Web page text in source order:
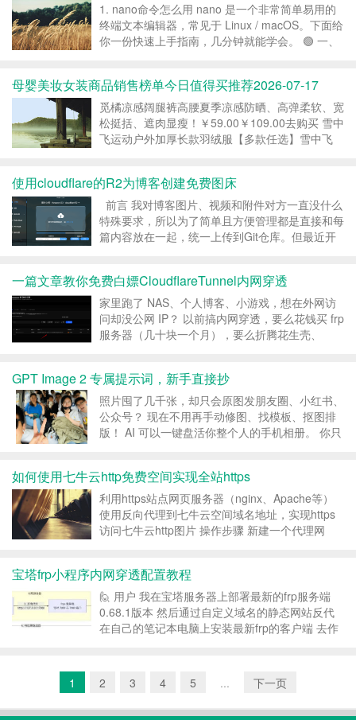
1. nano命令怎么用 nano 是一个非常简单易用的
终端文本编辑器，常见于 Linux / macOS。下面给
你一份快速上手指南，几分钟就能学会。 🟢 一、
母婴美妆女装商品销售榜单今日值得买推荐2026-07-17
觅橘凉感阔腿裤高腰夏季凉感防晒、高弹柔软、宽
松挺括、遮肉显瘦！￥59.00￥109.00去购买 雪中
飞运动户外加厚长款羽绒服【多款任选】雪中飞
重重磅纯棉短袖t恤女男慵懒风设计...
使用cloudflare的R2为博客创建免费图床
前言 我对博客图片、视频和附件对方一直没什么
特殊要求，所以为了简单且方便管理都是直接和每
篇内容放在一起，统一上传到Git仓库。但最近开
异常困难。这让我突然意识到，是时候做内容与资
源的分离...
一篇文章教你免费白嫖CloudflareTunnel内网穿透
家里跑了 NAS、个人博客、小游戏，想在外网访
问却没公网 IP？ 以前搞内网穿透，要么花钱买 frp
服务器（几十块一个月），要么折腾花生壳、
Cloudflare Tunnel。 一条 dock...
GPT Image 2 专属提示词，新手直接抄
照片囤了几千张，却只会原图发朋友圈、小红书、
公众号？ 现在不用再手动修图、找模板、抠图排
版！ AI 可以一键盘活你整个人的手机相册。 你只
照片。 01｜日常生活照片 适合：吃饭、旅行、...
如何使用七牛云http免费空间实现全站https
利用https站点网页服务器（nginx、Apache等）
使用反向代理到七牛云空间域名地址，实现https
访问七牛云http图片 操作步骤 新建一个代理网
img.xx.com ...
宝塔frp小程序内网穿透配置教程
🙋 用户 我在宝塔服务器上部署最新的frp服务端
0.68.1版本 然后通过自定义域名的静态网站反代
在自己的笔记本电脑上安装最新frp的客户端 去作
1
2 3 4 5 ... 下一页